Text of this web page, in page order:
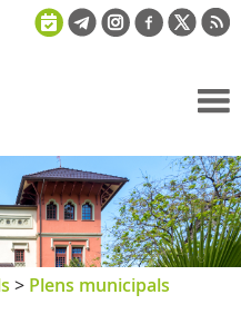
> Plens municipals